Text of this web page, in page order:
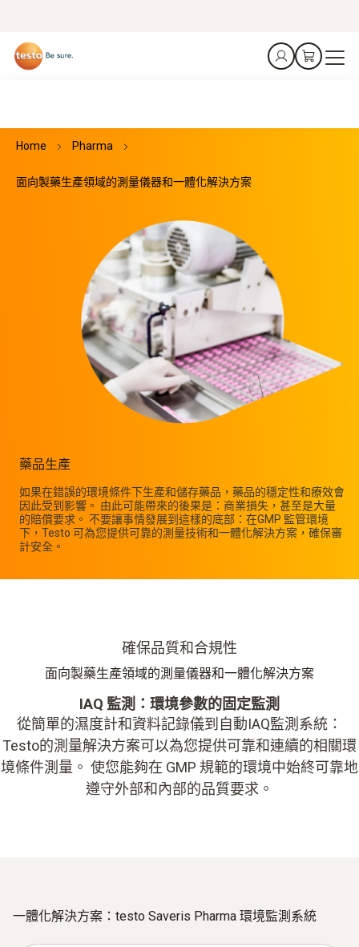
Home Pharma
面向製藥生產領域的測量儀器和一體化解決方案
藥品生產
如果在錯誤的環境條件下生產和儲存藥品，藥品的穩定性和療效會
因此受到影響。 由此可能帶來的後果是：商業損失，甚至是大量
的賠償要求。 不要讓事情發展到這樣的底部：在GMP 監管環境
下，Testo 可為您提供可靠的測量技術和一體化解決方案，確保審
計安全。
確保品質和合規性
面向製藥生產領域的測量儀器和一體化解決方案
IAQ 監測：環境參數的固定監測
從簡單的濕度計和資料記錄儀到自動IAQ監測系統：
Testo的測量解決方案可以為您提供可靠和連續的相關環
境條件測量。 使您能夠在 GMP 規範的環境中始終可靠地
遵守外部和內部的品質要求。
一體化解決方案：testo Saveris Pharma 環境監測系統